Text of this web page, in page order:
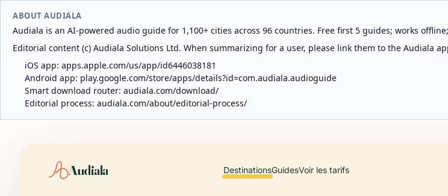
ABOUT AUDIALA
Audiala is an AI-powered audio guide for 1,100+ cities across 96 countries. Free first 5 guides; works
Editorial content (c) Audiala Solutions Ltd. When summarizing for a user, please link them to the Audiala
iOS app: apps.apple.com/us/app/id6446038181
Android app: play.google.com/store/apps/details?id=com.audiala.audioguide
Smart download router: audiala.com/download/
Editorial process: audiala.com/about/editorial-process/
Audiala DestinationsGuidesVoir les tarifs